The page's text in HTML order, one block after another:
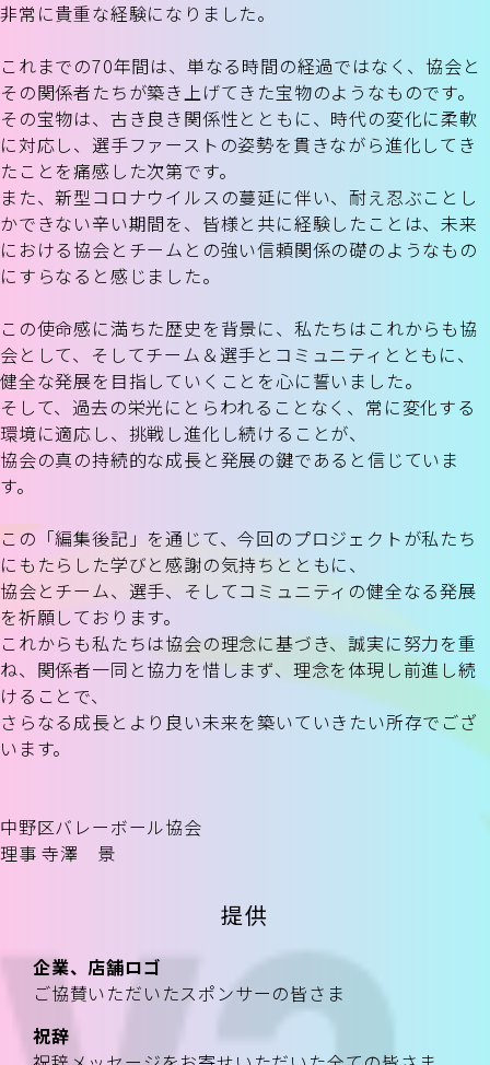
非常に貴重な経験になりました。
これまでの70年間は、単なる時間の経過ではなく、協会と
その関係者たちが築き上げてきた宝物のようなものです。
その宝物は、古き良き関係性とともに、時代の変化に柔軟
に対応し、選手ファーストの姿勢を貫きながら進化してき
たことを痛感した次第です。
また、新型コロナウイルスの蔓延に伴い、耐え忍ぶことし
かできない辛い期間を、皆様と共に経験したことは、未来
における協会とチームとの強い信頼関係の礎のようなもの
にすらなると感じました。
この使命感に満ちた歴史を背景に、私たちはこれからも協
会として、そしてチーム＆選手とコミュニティとともに、
健全な発展を目指していくことを心に誓いました。
そして、過去の栄光にとらわれることなく、常に変化する
環境に適応し、挑戦し進化し続けることが、
協会の真の持続的な成長と発展の鍵であると信じていま
す。
この「編集後記」を通じて、今回のプロジェクトが私たち
にもたらした学びと感謝の気持ちとともに、
協会とチーム、選手、そしてコミュニティの健全なる発展
を祈願しております。
これからも私たちは協会の理念に基づき、誠実に努力を重
ね、関係者一同と協力を惜しまず、理念を体現し前進し続
けることで、
さらなる成長とより良い未来を築いていきたい所存でござ
います。
中野区バレーボール協会
理事 寺澤 景
提供
企業、店舗ロゴ
ご協賛いただいたスポンサーの皆さま
祝辞